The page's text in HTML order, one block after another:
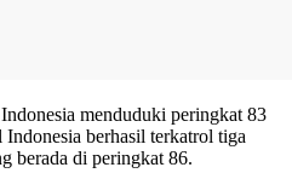
menduduki peringkat 83
berhasil terkatrol tiga
berada di peringkat 86.